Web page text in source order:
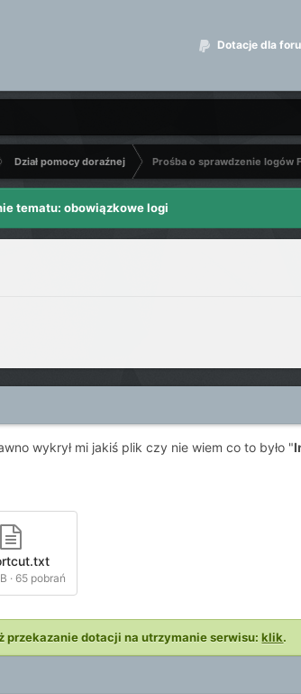
Dotacje dla
Dział pomocy doraźnej Prośba o sprawdzenie logów
tematu: obowiązkowe logi
wykrył mi jakiś plik czy nie wiem co to było "
· 65 pobrań
przekazanie dotacji na utrzymanie serwisu:klik.